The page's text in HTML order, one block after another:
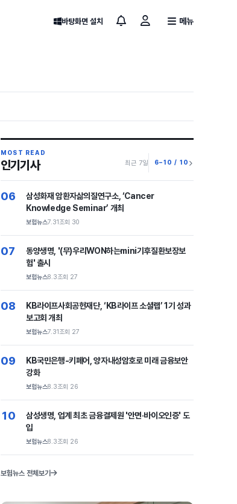
바탕화면 설치 메뉴
MOST READ
인기기사 최근 7일 6–10 / 10
06
삼성화재 암환자삶의질연구소, ‘Cancer
Knowledge Seminar’ 개최
보험뉴스7.31조회 30
07
동양생명, '(무)우리WON하는mini기후질환보장보
험' 출시
보험뉴스8.3조회 27
08
KB라이프사회공헌재단, ‘KB라이프 소셜랩’ 1기 성과
보고회 개최
보험뉴스7.31조회 27
09
KB국민은행-키페어, 양자내성암호로 미래 금융보안
강화
보험뉴스8.3조회 26
10
삼성생명, 업계 최초 금융결제원 '안면·바이오인증' 도
입
보험뉴스8.3조회 26
보험뉴스 전체보기